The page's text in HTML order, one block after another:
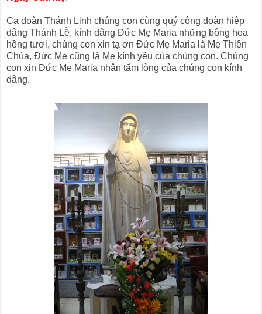
Ca đoàn Thánh Linh chúng con cùng quý cộng đoàn hiệp
dâng Thánh Lễ, kính dâng Đức Mẹ Maria những bông hoa
hồng tươi, chúng con xin tạ ơn Đức Mẹ Maria là Mẹ Thiên
Chúa, Đức Mẹ cũng là Mẹ kính yêu của chúng con. Chúng
con xin Đức Mẹ Maria nhận tấm lòng của chúng con kính
dâng.